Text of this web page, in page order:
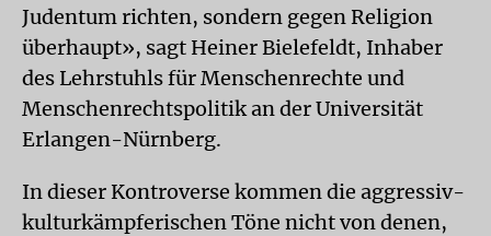
Judentum richten, sondern gegen Religion
überhaupt», sagt Heiner Bielefeldt, Inhaber
des Lehrstuhls für Menschenrechte und
Menschenrechtspolitik an der Universität
Erlangen-Nürnberg.
In dieser Kontroverse kommen die aggressiv-
kulturkämpferischen Töne nicht von denen,